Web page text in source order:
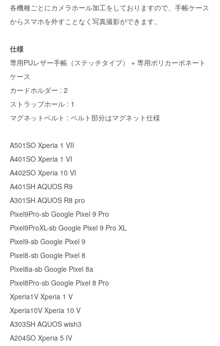
各機種ごとにカメラホール加工をしておりますので、手帳ケース
からスマホを外すことなく写真撮影ができます。
仕様
専用PUレザー手帳（ステッチタイプ） + 専用ポリカーボネート
ケース
カードホルダー : 2
ストラップホール : 1
マグネットベルト : ベルト部分はマグネット仕様
A501SO Xperia 1 VII
A401SO Xperia 1 VI
A402SO Xperia 10 VI
A401SH AQUOS R9
A301SH AQUOS R8 pro
Pixel9Pro-sb Google Pixel 9 Pro
Pixel9ProXL-sb Google Pixel 9 Pro XL
Pixel9-sb Google Pixel 9
Pixel8-sb Google Pixel 8
Pixel8a-sb Google Pixel 8a
Pixel8Pro-sb Google Pixel 8 Pro
Xperia1V Xperia 1 V
Xperia10V Xperia 10 V
A303SH AQUOS wish3
A204SO Xperia 5 IV